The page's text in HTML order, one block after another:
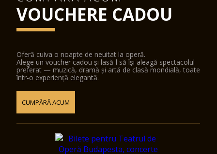
VOUCHERE CADOU
Oferă cuiva o noapte de neuitat la operă.
Alege un voucher cadou și lasă-l să își aleagă spectacolul
preferat — muzică, dramă și artă de clasă mondială, toate
într-o experiență elegantă.
CUMPĂRĂ ACUM